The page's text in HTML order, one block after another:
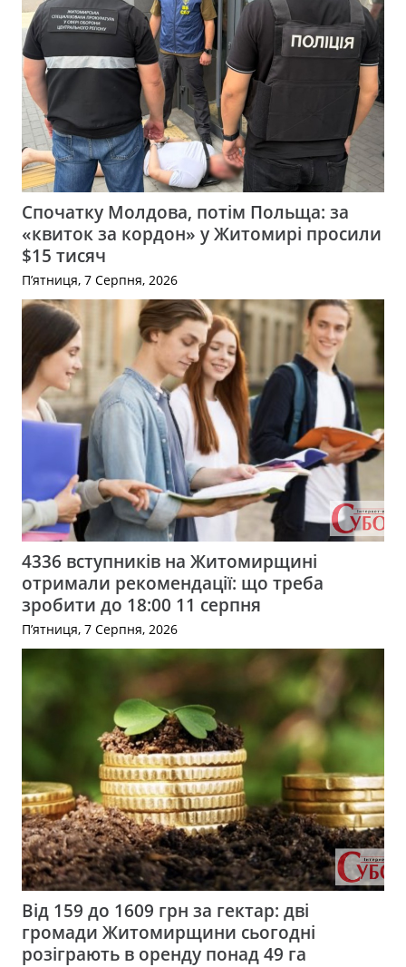
Спочатку Молдова, потім Польща: за
«квиток за кордон» у Житомирі просили
$15 тисяч
П’ятниця, 7 Серпня, 2026
4336 вступників на Житомирщині
отримали рекомендації: що треба
зробити до 18:00 11 серпня
П’ятниця, 7 Серпня, 2026
Від 159 до 1609 грн за гектар: дві
громади Житомирщини сьогодні
розіграють в оренду понад 49 га